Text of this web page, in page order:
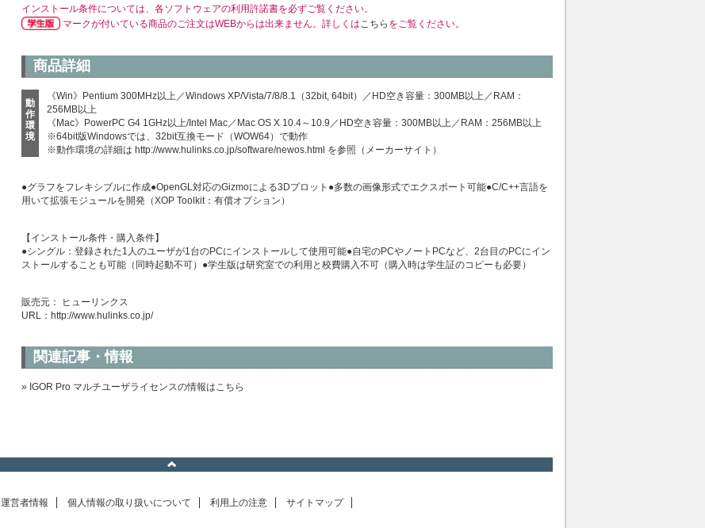
インストール条件については、各ソフトウェアの利用許諾書を必ずご覧ください。
マークが付いている商品のご注文はWEBからは出来ません。詳しくはこちら をご覧ください。
商品詳細
動
作
環
境
《Win》Pentium 300MHz以上／Windows XP/Vista/7/8/8.1（32bit, 64bit）／HD空き容量：300MB以上／RAM：
256MB以上
《Mac》PowerPC G4 1GHz以上/Intel Mac／Mac OS X 10.4～10.9／HD空き容量：300MB以上／RAM：256MB以上
※64bit版Windowsでは、32bit互換モード（WOW64）で動作
※動作環境の詳細は http://www.hulinks.co.jp/software/newos.html を参照（メーカーサイト）
●グラフをフレキシブルに作成●OpenGL対応のGizmoによる3Dプロット●多数の画像形式でエクスポート可能●C/C++言語を
用いて拡張モジュールを開発（XOP Toolkit：有償オプション）
【インストール条件・購入条件】
●シングル：登録された1人のユーザが1台のPCにインストールして使用可能●自宅のPCやノートPCなど、2台目のPCにイン
ストールすることも可能（同時起動不可）●学生版は研究室での利用と校費購入不可（購入時は学生証のコピーも必要）
販売元： ヒューリンクス
URL： http://www.hulinks.co.jp/
関連記事・情報
» IGOR Pro マルチユーザライセンスの情報はこちら
運営者情報 個人情報の取り扱いについて 利用上の注意 サイトマップ